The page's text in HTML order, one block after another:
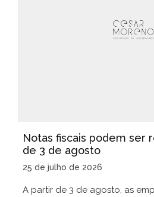
Notas fiscais podem ser
de 3 de agosto
25 de julho de 2026
A partir de 3 de agosto, as